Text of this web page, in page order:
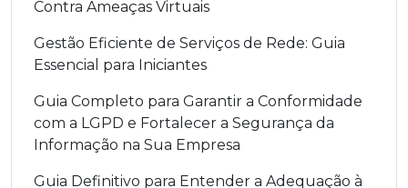
Contra Ameaças Virtuais
Gestão Eficiente de Serviços de Rede: Guia
Essencial para Iniciantes
Guia Completo para Garantir a Conformidade
com a LGPD e Fortalecer a Segurança da
Informação na Sua Empresa
Guia Definitivo para Entender a Adequação à